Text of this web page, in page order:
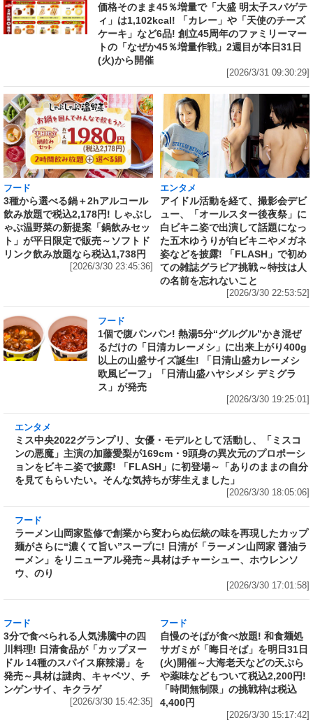
価格そのまま45％増量で「大盛 明太子スパゲテ
ィ」は1,102kcal! 「カレー」や「天使のチーズ
ケーキ」など6品! 創立45周年のファミリーマー
トの「なぜか45％増量作戦」2週目が本日31日
(火)から開催
[2026/3/31 09:30:29]
フード
3種から選べる鍋＋2hアルコール
飲み放題で税込2,178円! しゃぶし
ゃぶ温野菜の新提案「鍋飲みセッ
ト」が平日限定で販売～ソフトド
リンク飲み放題なら税込1,738円
[2026/3/30 23:45:36]
エンタメ
アイドル活動を経て、撮影会デビ
ュー、「オールスター後夜祭」に
白ビキニ姿で出演して話題になっ
た五木ゆうりが白ビキニやメガネ
姿などを披露! 「FLASH」で初め
ての雑誌グラビア挑戦～特技は人
の名前を忘れないこと
[2026/3/30 22:53:52]
フード
1個で腹パンパン! 熱湯5分“グルグル”かき混ぜ
るだけの「日清カレーメシ」に出来上がり400g
以上の山盛サイズ誕生! 「日清山盛カレーメシ
欧風ビーフ」「日清山盛ハヤシメシ デミグラ
ス」が発売
[2026/3/30 19:25:01]
ミス中央2022グランプリ、女優・モデルとして
活動し、「ミスコンの悪魔」主演の加藤愛梨が
169cm・9頭身の異次元のプロポーションをビ
キニ姿で披露! 「FLASH」に初登場～「ありの
ままの自分を見てもらいたい。そんな気持ちが
芽生えました」
フード
ラーメン山岡家監修で創業から変わらぬ伝統の
ープに! 日清が「ラーメン山岡家 醤油ラーメ
ン」をリニューアル発売～具材はチャーシュ